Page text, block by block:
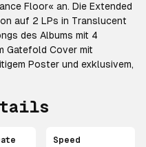
Floor« an. Die Extended
auf 2 LPs in Translucent
des Albums mit 4
Gatefold Cover mit
Poster und exklusivem,
Speed